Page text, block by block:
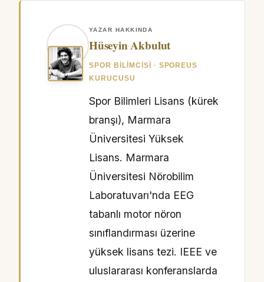
YAZAR HAKKINDA
Hüseyin Akbulut
SPOR BILIMCISI · SPOREUS
KURUCUSU
Spor Bilimleri Lisans (kürek
branşı), Marmara
Üniversitesi Yüksek
Lisans. Marmara
Üniversitesi Nörobilim
Laboratuvarı'nda EEG
tabanlı motor nöron
sınıflandırması üzerine
yüksek lisans tezi. IEEE ve
uluslararası konferanslarda